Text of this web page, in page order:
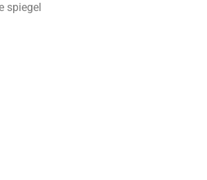
spiegel